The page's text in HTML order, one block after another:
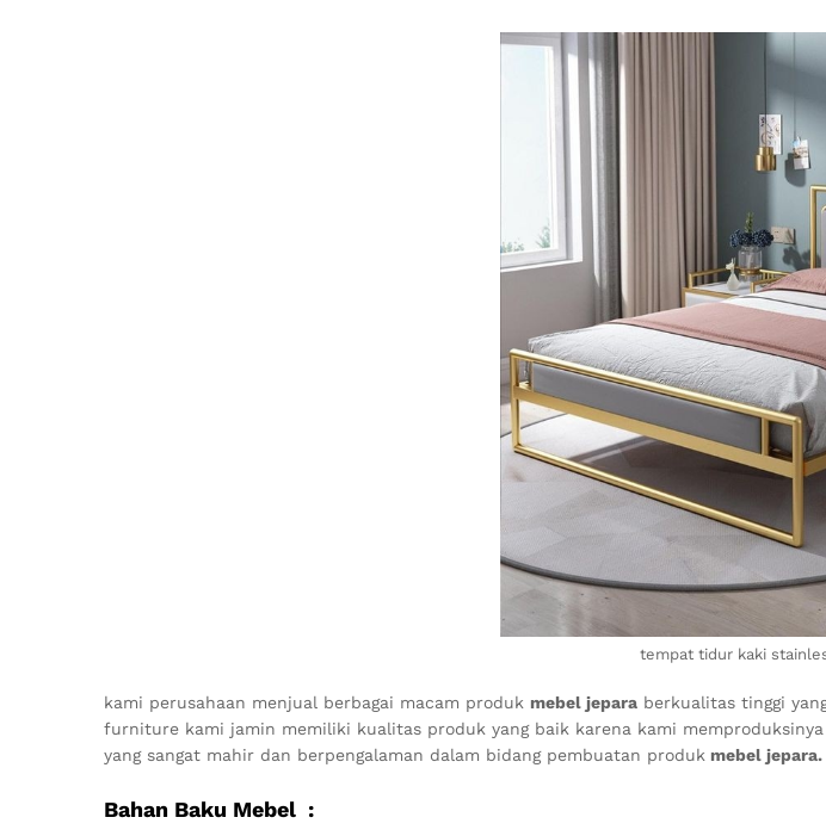
tempat tidur kaki
kami perusahaan menjual berbagai macam produk mebel jepara berkualitas tinggi
furniture kami jamin memiliki kualitas produk yang baik karena kami
yang sangat mahir dan berpengalaman dalam bidang pembuatan produk mebel jepara.
Bahan Baku Mebel :